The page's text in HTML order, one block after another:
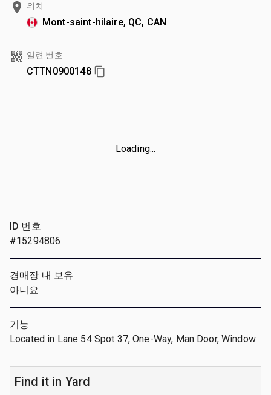
위치
Mont-saint-hilaire, QC, CAN
일련 번호
CTTN0900148
Loading...
ID 번호
#15294806
경매장 내 보유
아니요
기능
Located in Lane 54 Spot 37, One-Way, Man Door, Window
Find it in Yard